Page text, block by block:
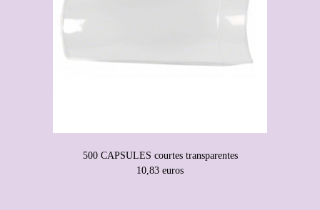
500 CAPSULES courtes transparentes
10,83 euros